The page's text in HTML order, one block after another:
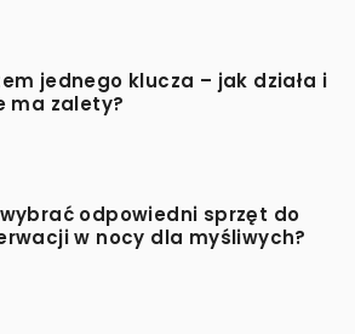
jednego klucza – jak działa i
ma zalety?
odpowiedni sprzęt do
w nocy dla myśliwych?